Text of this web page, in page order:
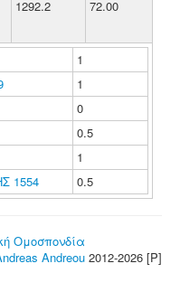
1292.2 72.00
1
1
0
0.5
1
1554
0.5
Ομοσπονδία
Andreou 2012-2026 [P]